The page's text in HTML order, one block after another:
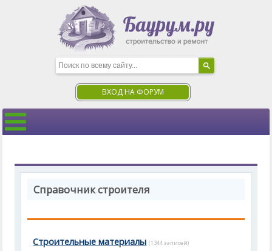
ВХОД НА ФОРУМ
Справочник строителя
Строительные материалы (1344 записей)